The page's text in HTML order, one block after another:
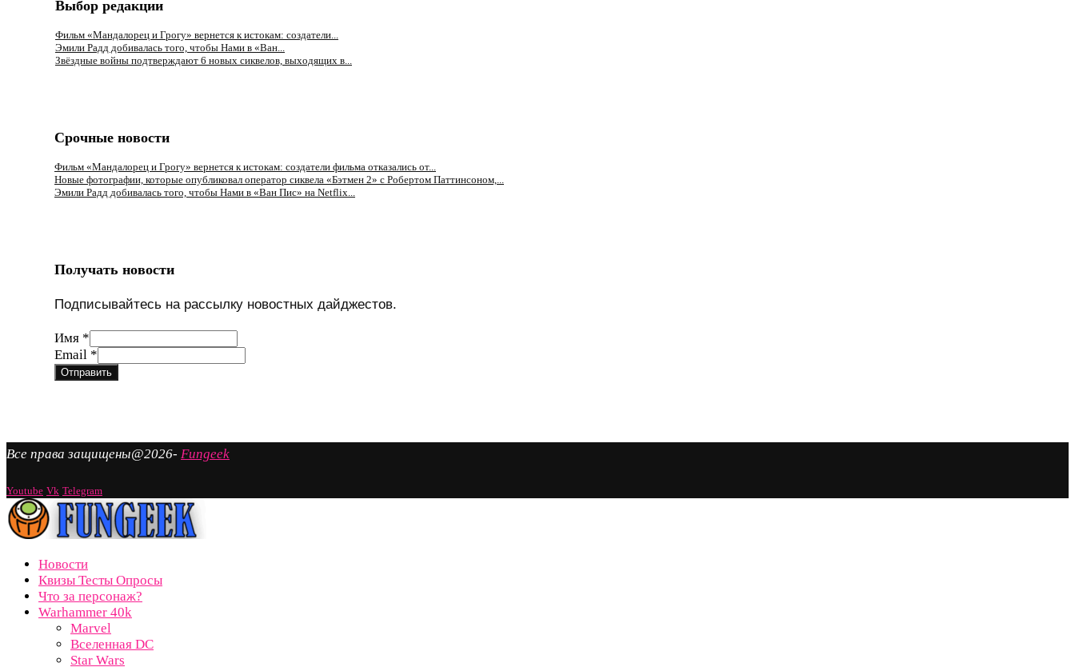
Выбор редакции
Фильм «Мандалорец и Грогу» вернется к истокам: создатели...
Эмили Радд добивалась того, чтобы Нами в «Ван...
Звёздные войны подтверждают 6 новых сиквелов, выходящих в...
Срочные новости
Фильм «Мандалорец и Грогу» вернется к истокам: создатели фильма отказались от...
Новые фотографии, которые опубликовал оператор сиквела «Бэтмен 2» с Робертом Паттинсоном,...
Эмили Радд добивалась того, чтобы Нами в «Ван Пис» на Netflix...
Получать новости
Подписывайтесь на рассылку новостных дайджестов.
Имя *
Имя
Email
Email *
Отправить
Все права защищены@2026- Fungeek
Youtube Vk Telegram
Новости
Квизы Тесты Опросы
Что за персонаж?
Warhammer 40k
Marvel
Вселенная DC
Star Wars